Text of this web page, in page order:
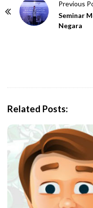
Previous
Seminar
Negara
Related Posts: